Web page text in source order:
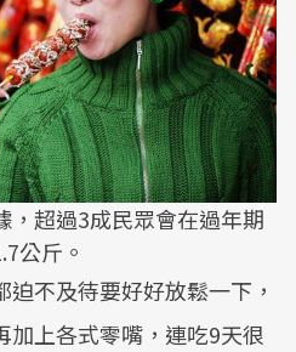
，超過3成民眾會在過年期
公斤。
不及待要好好放鬆一下，
加上各式零嘴，連吃9天很